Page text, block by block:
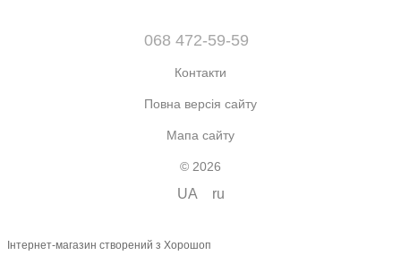
068 472-59-59
Контакти
Повна версія сайту
Мапа сайту
© 2026
UA ru
Інтернет-магазин створений з Хорошоп